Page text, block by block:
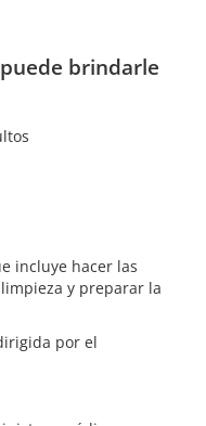
brindarle
incluye hacer las
y preparar la
por el